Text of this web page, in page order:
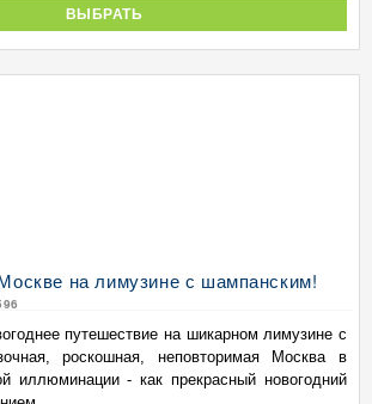
ВЫБРАТЬ
на лимузине с шампанским!
путешествие на шикарном лимузине с
роскошная, неповторимая Москва в
иллюминации - как прекрасный новогодний